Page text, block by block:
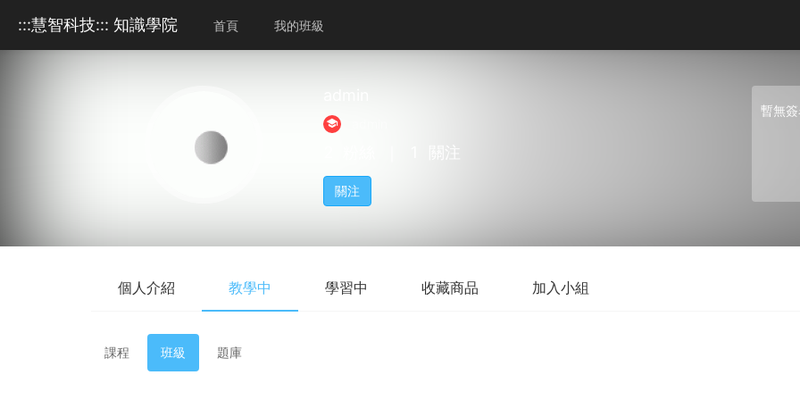
:::慧智科技::: 知識學院 首頁 我的班級
關注
暫無
個人介紹 教學中 學習中 收藏商品 加入小組
課程 班級 題庫